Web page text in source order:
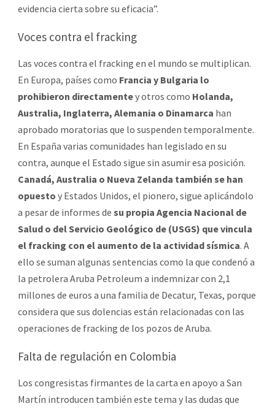
evidencia cierta sobre su eficacia”.
Voces contra el fracking
Las voces contra el fracking en el mundo se multiplican.
En Europa, países como Francia y Bulgaria lo
prohibieron directamentey otros como Holanda,
Australia, Inglaterra, Alemania o Dinamarca han
aprobado moratorias que lo suspenden temporalmente.
En España varias comunidades han legislado en su
contra, aunque el Estado sigue sin asumir esa posición.
Canadá, Australia o Nueva Zelanda también se han
opuesto y Estados Unidos, el pionero, sigue aplicándolo
a pesar de informes de su propia Agencia Nacional de
Salud o del Servicio Geológico de (USGS) que vincula
el fracking con el aumento de la actividad sísmica. A
ello se suman algunas sentencias como la que condenó a
la petrolera Aruba Petroleum a indemnizar con 2,1
millones de euros a una familia de Decatur, Texas, porque
considera que sus dolencias están relacionadas con las
operaciones de fracking de los pozos de Aruba.
Falta de regulación en Colombia
Los congresistas firmantes de la carta en apoyo a San
Martín introducen también este tema y las dudas que